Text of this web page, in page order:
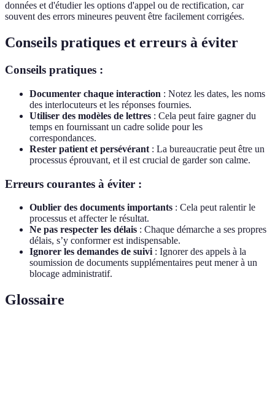
données et d'étudier les options d'appel ou de rectification, car
souvent des errors mineures peuvent être facilement corrigées.
Conseils pratiques et erreurs à éviter
Conseils pratiques :
Documenter chaque interaction : Notez les dates, les noms
des interlocuteurs et les réponses fournies.
Utiliser des modèles de lettres : Cela peut faire gagner du
temps en fournissant un cadre solide pour les
correspondances.
Rester patient et persévérant : La bureaucratie peut être un
processus éprouvant, et il est crucial de garder son calme.
Erreurs courantes à éviter :
Oublier des documents importants : Cela peut ralentir le
processus et affecter le résultat.
Ne pas respecter les délais : Chaque démarche a ses propres
délais, s’y conformer est indispensable.
Ignorer les demandes de suivi : Ignorer des appels à la
soumission de documents supplémentaires peut mener à un
blocage administratif.
Glossaire